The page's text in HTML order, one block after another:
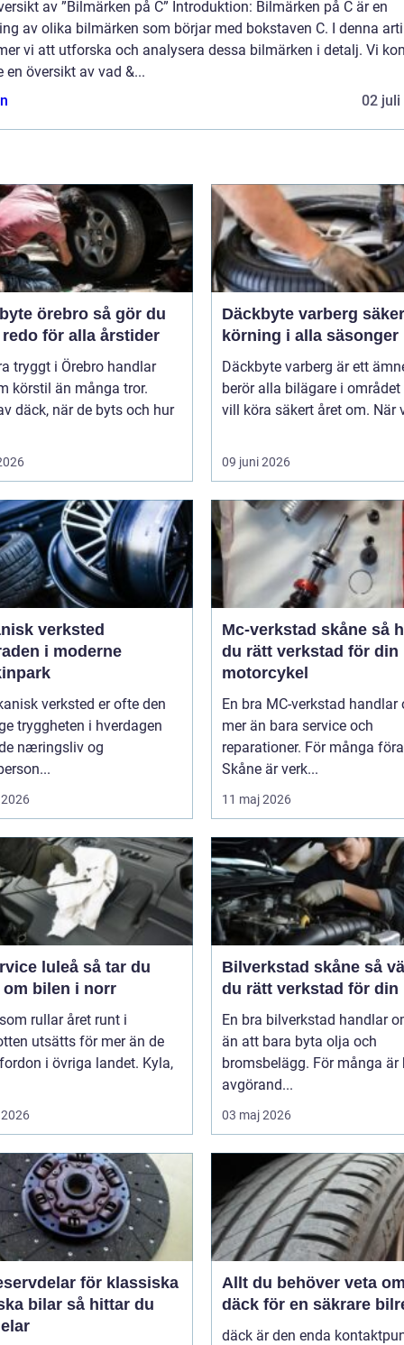
av ”Bilmärken på C” Introduktion: Bilmärken på C är en
av olika bilmärken som börjar med bokstaven C. I denna
vi att utforska och analysera dessa bilmärken i detalj. Vi
en översikt av vad &...
02 juli
örebro så gör du
för alla årstider
tryggt i Örebro handlar
körstil än många tror.
däck, när de byts och hur
Däckbyte varberg säker
körning i alla säsonger
Däckbyte varberg är ett
berör alla bilägare i
vill köra säkert året om. När
09 juni 2026
verksted
i moderne
verksted er ofte den
tryggheten i hverdagen
næringsliv og
Mc-verkstad skåne så hittar
du rätt verkstad för din
motorcykel
En bra MC-verkstad handlar
mer än bara service och
reparationer. För många
Skåne är verk...
11 maj 2026
luleå så tar du
om bilen i norr
rullar året runt i
utsätts för mer än de
i övriga landet. Kyla,
Bilverkstad skåne så väljer
du rätt verkstad för din
En bra bilverkstad handlar
än att bara byta olja och
bromsbelägg. För många är
avgörand...
03 maj 2026
för klassiska
så hittar du
Allt du behöver veta
däck för en säkrare
däck är den enda